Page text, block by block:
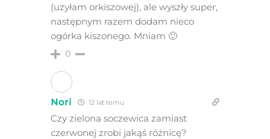
(uzyłam orkiszowej), ale wyszły super,
następnym razem dodam nieco
ogórka kiszonego. Mniam 🙂
0
Nori 12 lat temu
Czy zielona soczewica zamiast
czerwonej zrobi jakąś różnicę?